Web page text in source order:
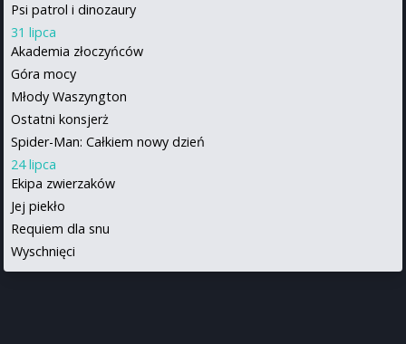
Psi patrol i dinozaury
31 lipca
Akademia złoczyńców
Góra mocy
Młody Waszyngton
Ostatni konsjerż
Spider-Man: Całkiem nowy dzień
24 lipca
Ekipa zwierzaków
Jej piekło
Requiem dla snu
Wyschnięci